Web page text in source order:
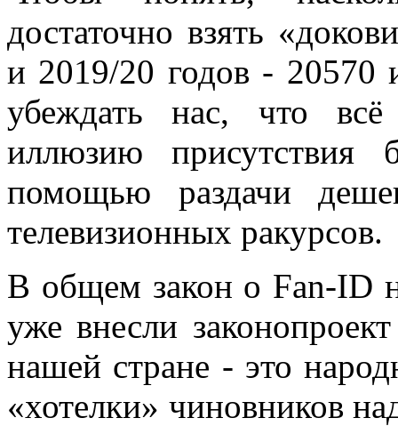
достаточно взять
и 2019/20 годов - 20570
убеждать нас, что
иллюзию присутствия
помощью раздачи
телевизионных ракурсов.
В общем закон о Fan-ID
уже внесли
нашей стране - это
«хотелки» чиновников